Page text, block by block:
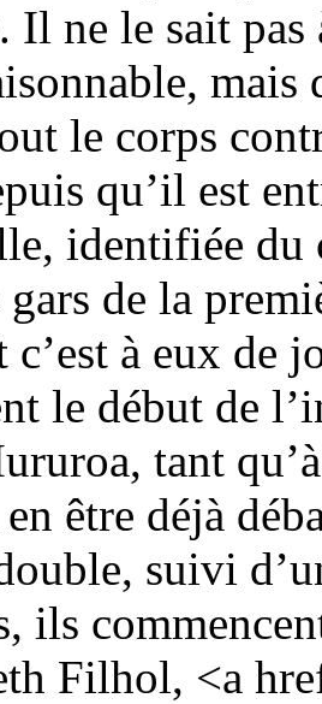
Il ne le sait pas
mais
le corps
qu’il est
identifiée du
de la
à eux de
le début de
tant
être déjà
suivi
ils
Filhol, <a